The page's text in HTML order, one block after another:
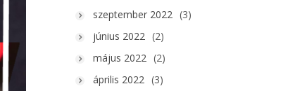
szeptember 2022 (3)
június 2022 (2)
május 2022 (2)
április 2022 (3)